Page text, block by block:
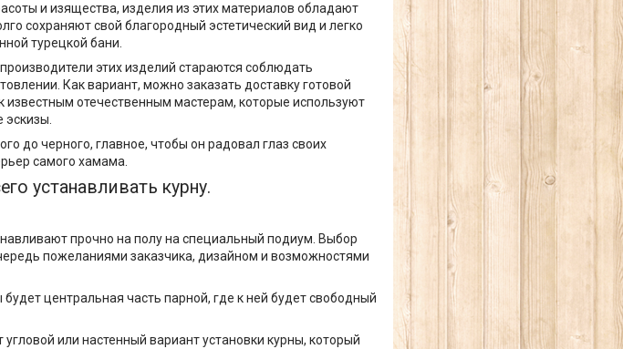
и изящества, изделия из этих материалов обладают
сохраняют свой благородный эстетический вид и легко
турецкой бани.
этих изделий стараются соблюдать
Как вариант, можно заказать доставку готовой
известным отечественным мастерам, которые используют
эскизы.
до черного, главное, чтобы он радовал глаз своих
самого хамама.
устанавливать курну.
прочно на полу на специальный подиум. Выбор
пожеланиями заказчика, дизайном и возможностями
центральная часть парной, где к ней будет свободный
или настенный вариант установки курны, который